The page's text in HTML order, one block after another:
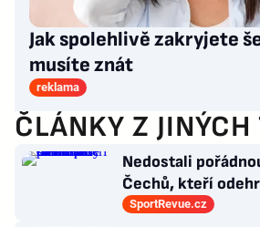
Jak spolehlivě zakryjete
musíte znát
reklama
ČLÁNKY Z
Nedostali
Čechů, kteří
maximálně dva
SportRevue.cz